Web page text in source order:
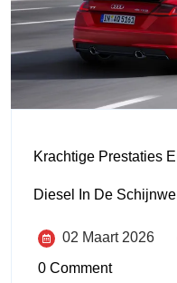
Krachtige Prestaties
Diesel In De
02 Maart 2026
0 Comment